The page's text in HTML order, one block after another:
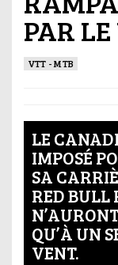
PAR
VTT - MTB
LE
IMPOSÉ
SA
RED BULL
QU’À UN
VENT.